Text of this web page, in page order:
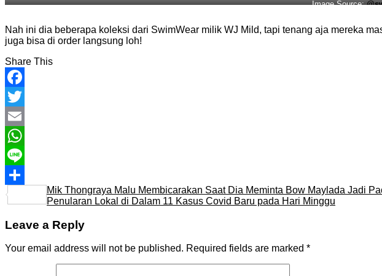
Image Source:
Nah ini dia beberapa koleksi dari SwimWear milik WJ Mild, tapi tenang aja mereka
juga bisa di order langsung loh!
Share This
Facebook
Twitter
Email
WhatsApp
Line
Share
Mik Thongraya Malu Membicarakan Saat Dia Meminta Bow Maylada Jadi
Penularan Lokal di Dalam 11 Kasus Covid Baru pada Hari Minggu
Leave a Reply
Your email address will not be published. Required fields are marked *